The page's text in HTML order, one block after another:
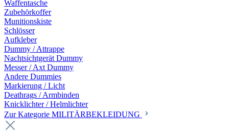
Waffentasche
Zubehörkoffer
Munitionskiste
Schlösser
Aufkleber
Dummy / Attrappe
Nachtsichtgerät Dummy
Messer / Axt Dummy
Andere Dummies
Markierung / Licht
Deathrags / Armbinden
Knicklichter / Helmlichter
Zur Kategorie MILITÄRBEKLEIDUNG